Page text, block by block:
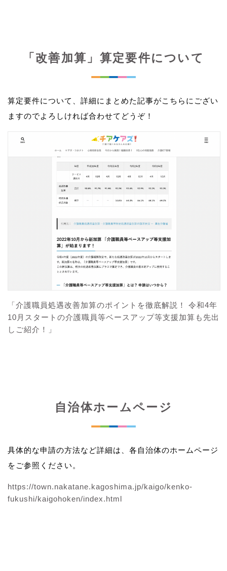
「改善加算」算定要件について
算定要件について、詳細にまとめた記事がこちらにござい
ますのでよろしければ合わせてどうぞ！
「介護職員処遇改善加算のポイントを徹底解説！ 令和4年
10月スタートの介護職員等ベースアップ等支援加算も先出
しご紹介！」
自治体ホームページ
具体的な申請の方法など詳細は、各自治体のホームページ
をご参照ください。
https://town.nakatane.kagoshima.jp/kaigo/kenko-
fukushi/kaigohoken/index.html